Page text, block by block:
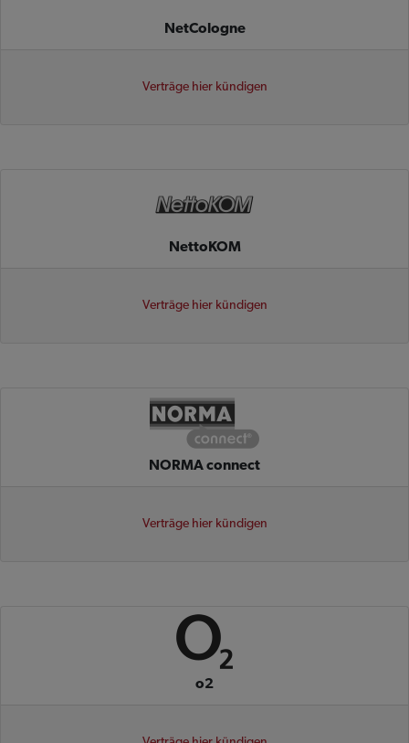
NetCologne
Verträge hier kündigen
NettoKOM
Verträge hier kündigen
NORMA connect
Verträge hier kündigen
o2